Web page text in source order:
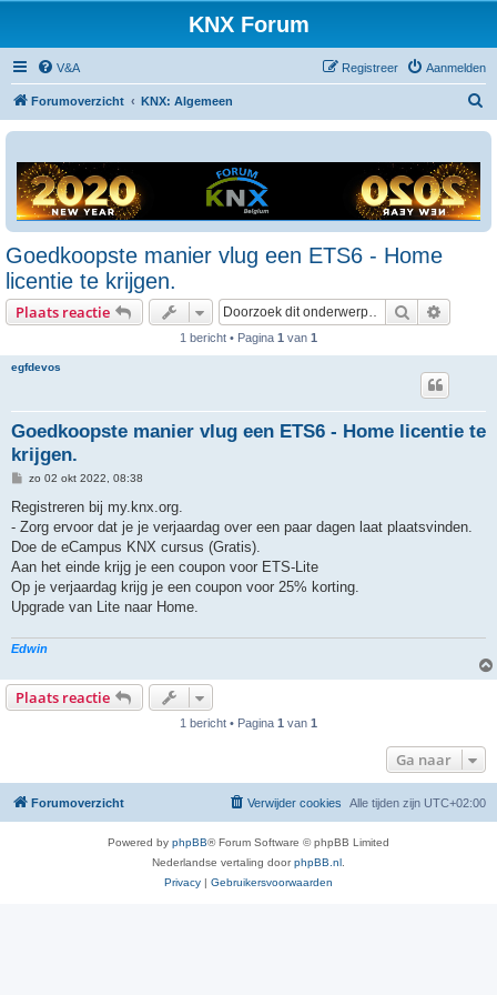
KNX Forum
V&A Aanmelden
Registreer
Forumoverzicht KNX: Algemeen
Goedkoopste manier vlug een ETS6 - Home
licentie te krijgen.
Plaats reactie Zoek
1 bericht • Pagina 1 van 1
egfdevos
Goedkoopste manier vlug een ETS6 - Home licentie te
krijgen.
B
r
c
h
zo 02 okt 2022, 08:38
Registreren bij my.knx.org.
- Zorg ervoor dat je je verjaardag over een paar dagen laat plaatsvinden.
Doe de eCampus KNX cursus (Gratis).
Aan het einde krijg je een coupon voor ETS-Lite
Op je verjaardag krijg je een coupon voor 25% korting.
Upgrade van Lite naar Home.
Edwin
Plaats reactie
1 bericht • Pagina 1 van 1
Ga naar
Forumoverzicht Alle tijden zijn UTC+02:00
Verwijder cookies
Powered by phpBB® Forum Software © phpBB Limited
Nederlandse vertaling doorphpBB.nl
Privacy | Gebruikersvoorwaarden